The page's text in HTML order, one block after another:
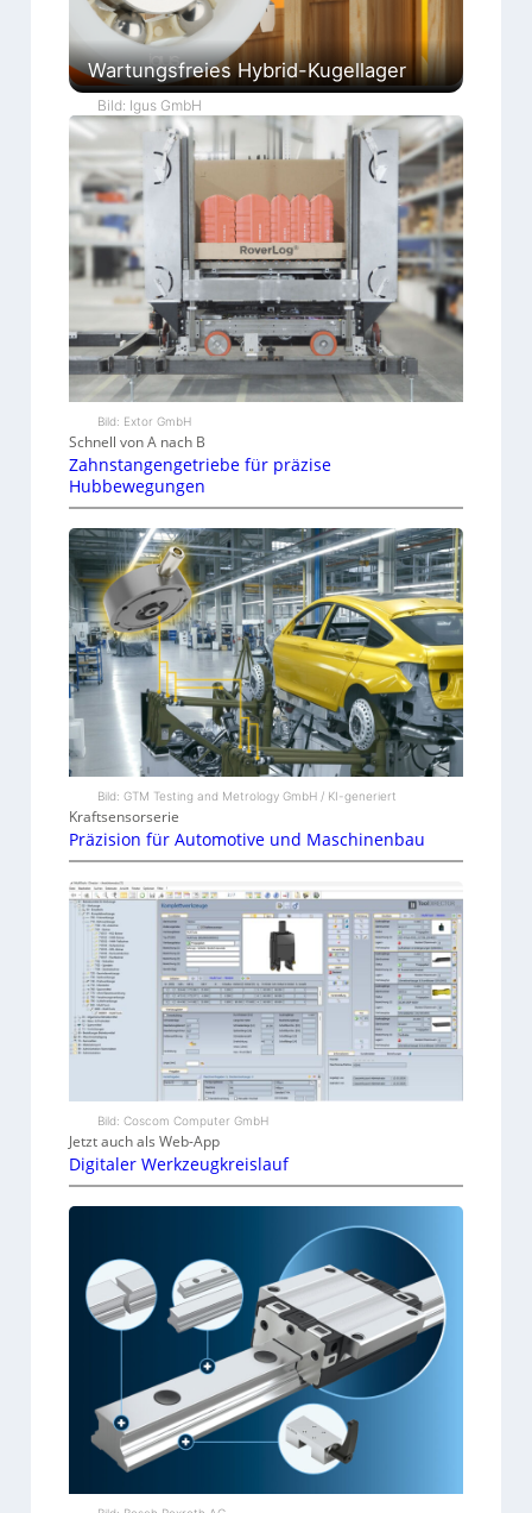
Wartungsfreies Hybrid-Kugellager
Bild: Igus GmbH
Bild: Extor GmbH
Schnell von A nach B
Zahnstangengetriebe für präzise
Hubbewegungen
Bild: GTM Testing and Metrology GmbH / KI-generiert
Kraftsensorserie
Präzision für Automotive und Maschinenbau
Bild: Coscom Computer GmbH
Jetzt auch als Web-App
Digitaler Werkzeugkreislauf